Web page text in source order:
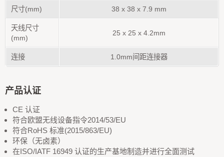
尺寸(mm) 38 x 38 x 7.9 mm
天线尺寸
(mm)
25 x 25 x 4.2mm
连接 1.0mm间距连接器
产品认证
CE 认证
符合欧盟无线设备指令2014/53/EU
符合RoHS 标准(2015/863/EU)
环保（无卤素）
在ISO/IATF 16949 认证的生产基地制造并进行全面测试